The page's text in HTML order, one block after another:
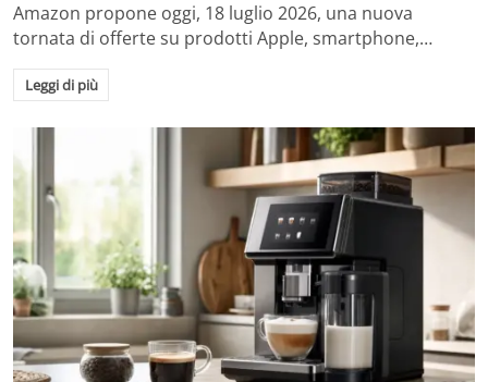
Amazon propone oggi, 18 luglio 2026, una nuova
tornata di offerte su prodotti Apple, smartphone,…
Leggi di più